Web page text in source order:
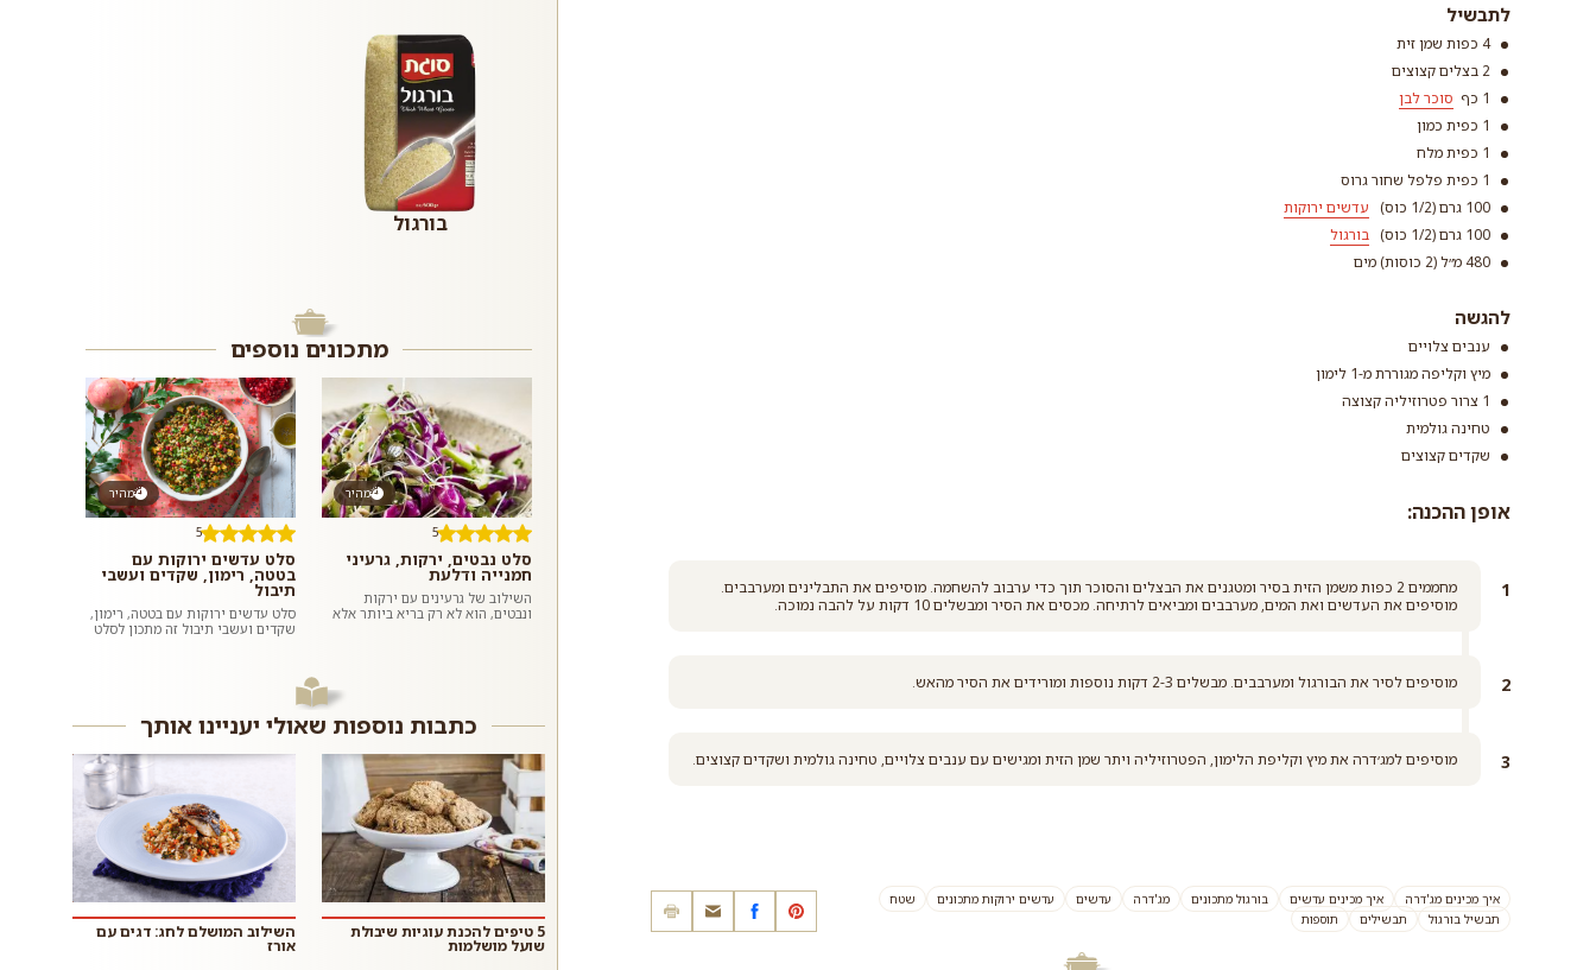
לתבשיל
4 כפות שמן זית
2 בצלים קצוצים
1 כף
סוכר לבן
1 כפית כמון
1 כפית מלח
1 כפית פלפל שחור גרוס
100 גרם (1/2 כוס)
עדשים ירוקות
100 גרם (1/2 כוס) בורגול
480 מ״ל (2 כוסות) מים
להגשה
ענבים צלויים
מיץ וקליפה מגוררת מ-1 לימון
1 צרור פטרוזיליה קצוצה
טחינה גולמית
שקדים קצוצים
אופן ההכנה:
מחממים 2 כפות משמן הזית בסיר ומטגנים את הבצלים והסוכר תוך כדי ערבוב להשחמה. מוסיפים את התבלינים ומערבבים.
מוסיפים את העדשים ואת המים, מערבבים ומביאים לרתיחה. מכסים את הסיר ומבשלים 10 דקות על להבה נמוכה.
מוסיפים לסיר את הבורגול ומערבבים. מבשלים 2-3 דקות נוספות ומורידים את הסיר מהאש.
מוסיפים למג׳דרה את מיץ וקליפת הלימון, הפטרוזיליה ויתר שמן הזית ומגישים עם ענבים צלויים, טחינה גולמית ושקדים קצוצים.
איך מכינים מג'דרה איך מכינים עדשים בורגול מתכונים מג'דרה עדשים עדשים ירוקות מתכונים
שטח
תבשיל בורגול
תבשילים תוספות
בורגול
מתכונים נוספים
מהיר
5
סלט נבטים, ירקות, גרעיני
חמנייה ודלעת
השילוב של גרעינים עם ירקות
ונבטים, הוא לא רק בריא ביותר אלא
מהיר
5
סלט עדשים ירוקות עם
בטטה, רימון, שקדים ועשבי
תיבול
סלט עדשים ירוקות עם בטטה, רימון,
שקדים ועשבי תיבול זה מתכון לסלט
כתבות נוספות שאולי יעניינו אותך
5 טיפים להכנת עוגיות שיבולת
שועל מושלמות
השילוב המושלם לחג: דגים עם
אורז